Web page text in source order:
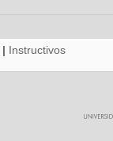
| Instructivos